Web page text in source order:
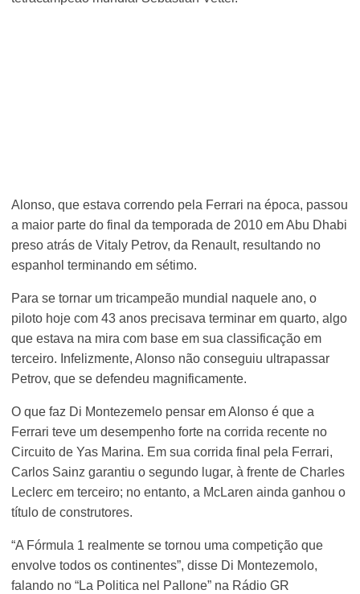
Alonso, que estava correndo pela Ferrari na época, passou
a maior parte do final da temporada de 2010 em Abu Dhabi
preso atrás de Vitaly Petrov, da Renault, resultando no
espanhol terminando em sétimo.
Para se tornar um tricampeão mundial naquele ano, o
piloto hoje com 43 anos precisava terminar em quarto, algo
que estava na mira com base em sua classificação em
terceiro. Infelizmente, Alonso não conseguiu ultrapassar
Petrov, que se defendeu magnificamente.
O que faz Di Montezemelo pensar em Alonso é que a
Ferrari teve um desempenho forte na corrida recente no
Circuito de Yas Marina. Em sua corrida final pela Ferrari,
Carlos Sainz garantiu o segundo lugar, à frente de Charles
Leclerc em terceiro; no entanto, a McLaren ainda ganhou o
título de construtores.
“A Fórmula 1 realmente se tornou uma competição que
envolve todos os continentes”, disse Di Montezemolo,
falando no “La Politica nel Pallone” na Rádio GR